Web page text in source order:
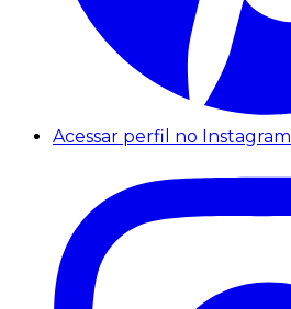
Acessar perfil no Instagram